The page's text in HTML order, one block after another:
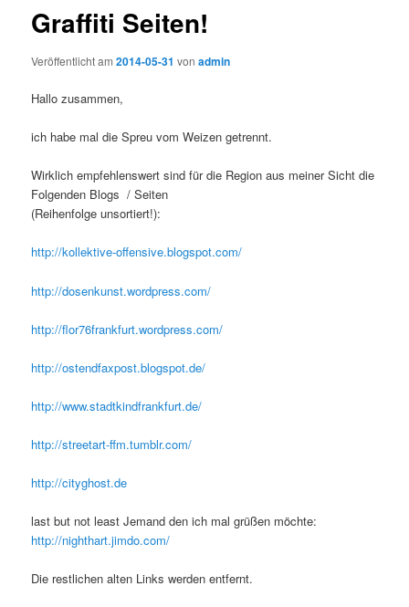
Graffiti Seiten!
Veröffentlicht am2014-05-31 vonadmin
Hallo zusammen,
ich habe mal die Spreu vom Weizen getrennt.
Wirklich empfehlenswert sind für die Region aus meiner Sicht die
Folgenden Blogs / Seiten
(Reihenfolge unsortiert!):
http://kollektive-offensive.blogspot.com/
http://dosenkunst.wordpress.com/
http://flor76frankfurt.wordpress.com/
http://ostendfaxpost.blogspot.de/
http://www.stadtkindfrankfurt.de/
http://streetart-ffm.tumblr.com/
http://cityghost.de
last but not least Jemand den ich mal grüßen möchte:
http://nighthart.jimdo.com/
Die restlichen alten Links werden entfernt.